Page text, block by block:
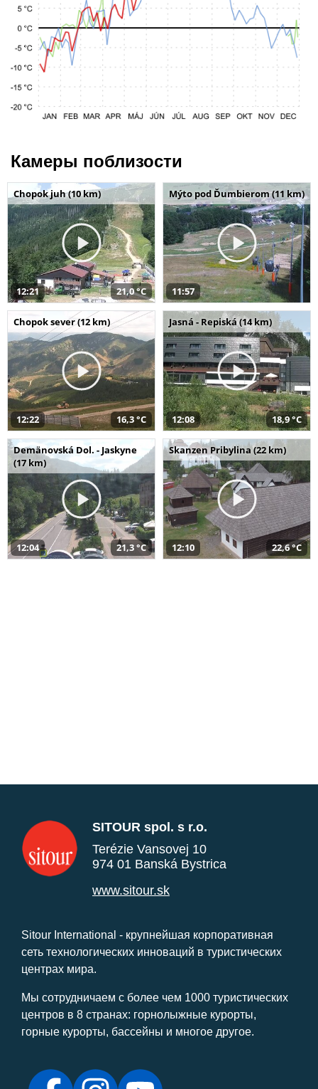
Камеры поблизости
Chopok juh (10 km)
12:21 21,0 °C
Mýto pod Ďumbierom (11 km)
11:57
Chopok sever (12 km)
12:22 16,3 °C
Jasná - Repiská (14 km)
12:08 18,9 °C
Demänovská Dol. - Jaskyne
(17 km)
12:04 21,3 °C
Skanzen Pribylina (22 km)
12:10 22,6 °C
SITOUR spol. s r.o.
Terézie Vansovej 10
974 01 Banská Bystrica
www.sitour.sk
Sitour International - крупнейшая корпоративная
сеть технологических инноваций в туристических
центрах мира.
Мы сотрудничаем с более чем 1000 туристических
центров в 8 странах: горнолыжные курорты,
горные курорты, бассейны и многое другое.